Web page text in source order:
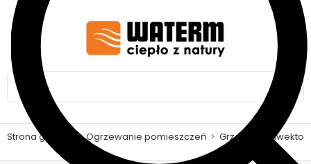
Strona główna > Ogrzewanie pomieszczeń > Grzejniki